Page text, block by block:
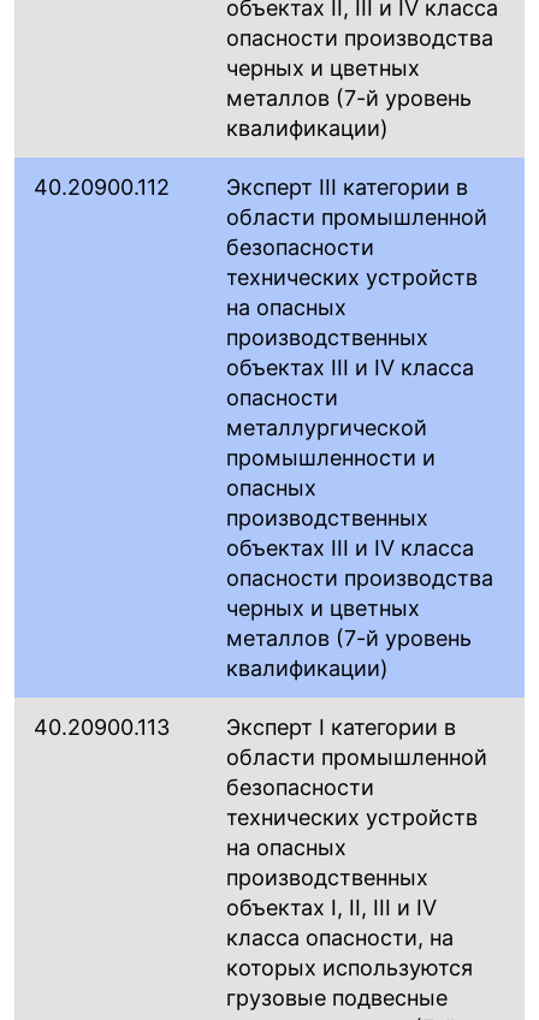
объектах II, III и IV класса
опасности производства
черных и цветных
металлов (7-й уровень
квалификации)
40.20900.112
Эксперт III категории в
области промышленной
безопасности
технических устройств
на опасных
производственных
объектах III и IV класса
опасности
металлургической
промышленности и
опасных
производственных
объектах III и IV класса
опасности производства
черных и цветных
металлов (7-й уровень
квалификации)
40.20900.113
Эксперт I категории в
области промышленной
безопасности
технических устройств
на опасных
производственных
объектах I, II, III и IV
класса опасности, на
которых используются
грузовые подвесные